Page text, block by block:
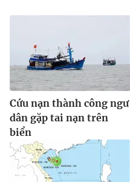
Cứu nạn thành công ngư
dân gặp tai nạn trên
biển